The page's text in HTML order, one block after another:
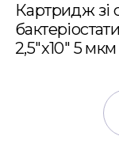
Картридж зі
2,5"x10" 5 мкм